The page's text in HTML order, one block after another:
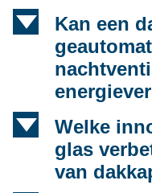
d
Kan een
d
Welke
glas
van